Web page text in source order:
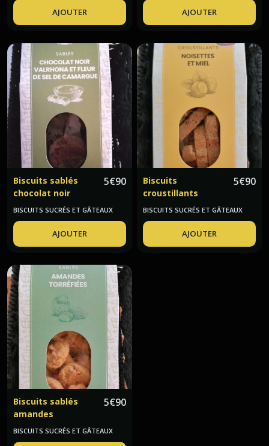
AJOUTER AJOUTER
Biscuits sablés
chocolat noir
Valrhona fleur de
5€90
BISCUITS SUCRÉS ET GÂTEAUX
AJOUTER
Biscuits
croustillants
noisettes miel Le
5€90
BISCUITS SUCRÉS ET GÂTEAUX
AJOUTER
Biscuits sablés
amandes
torréfiées Le Petit
Zeste
5€90
BISCUITS SUCRÉS ET GÂTEAUX